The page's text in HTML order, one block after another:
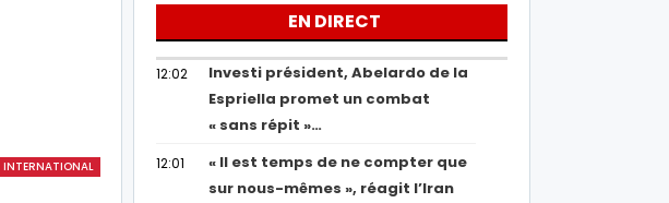
INTERNATIONAL
EN DIRECT
12:02
Investi président, Abelardo de la
Espriella promet un combat
« sans répit »…
12:01
« Il est temps de ne compter que
sur nous-mêmes », réagit l’Iran